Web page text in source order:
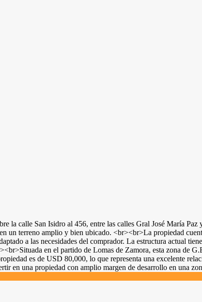
la calle San Isidro al 456, entre las calles Gral José María
un terreno amplio y bien ubicado. <br><br>La propiedad
a las necesidades del comprador. La estructura actual
en el partido de Lomas de Zamora, esta zona de
es de USD 80,000, lo que representa una excelente
en una propiedad con amplio margen de desarrollo en una